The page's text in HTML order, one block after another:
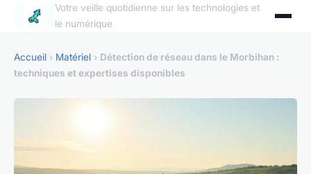
Votre veille quotidienne sur les technologies et
le numérique
Accueil › Matériel › Détection de réseau dans le Morbihan :
techniques et expertises disponibles